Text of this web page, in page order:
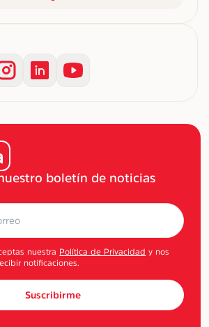
boletín de noticias
nuestra Política de Privacidad y nos
notificaciones.
Suscribirme